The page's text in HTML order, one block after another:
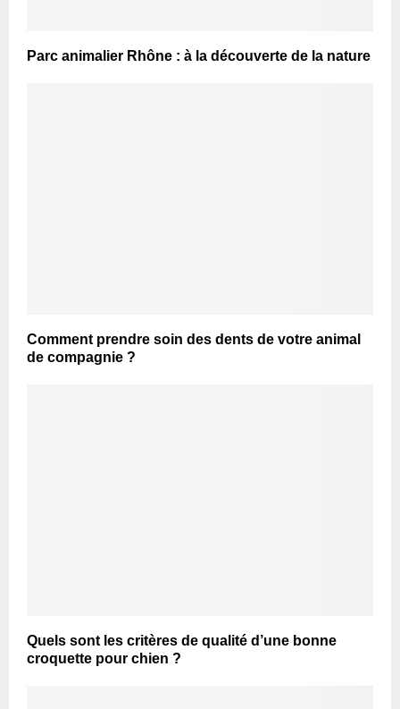
Parc animalier Rhône : à la découverte de la nature
Comment prendre soin des dents de votre animal
de compagnie ?
Quels sont les critères de qualité d’une bonne
croquette pour chien ?